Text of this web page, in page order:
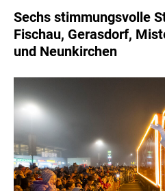
RECYCLEMICH-INITIATIVE
VIER HOCH VIER
ALFIES
WILHELM-EXNER-MEDAILLEN
ADMIRAL SPORTWETTEN
EWP RECYCLING PFAND ÖSTERREICH
ANNEMARIE CHARITY
IMPERIAL MARKETS
Sechs stimmungsvolle
Fischau, Gerasdorf,
und Neunkirchen